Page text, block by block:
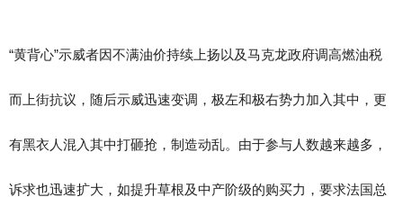
“黄背心”示威者因不满油价持续上扬以及马克龙政府调高燃油税
而上街抗议，随后示威迅速变调，极左和极右势力加入其中，更
有黑衣人混入其中打砸抢，制造动乱。由于参与人数越来越多，
诉求也迅速扩大，如提升草根及中产阶级的购买力，要求法国总